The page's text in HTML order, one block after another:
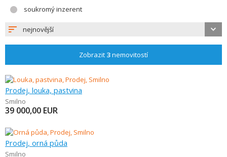
soukromý inzerent
nejnovější
Zobrazit 3nemovitostí
Prodej, louka, pastvina
Smilno
39 000,00 EUR
Prodej, orná půda
Smilno